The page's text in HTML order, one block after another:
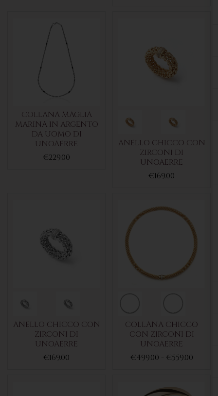
COLLANA MAGLIA
MARINA IN ARGENTO
DA UOMO DI
UNOAERRE
€229.00
ANELLO CHICCO CON
ZIRCONI DI
UNOAERRE
€169.00
ANELLO CHICCO CON
ZIRCONI DI
UNOAERRE
€169.00
COLLANA CHICCO
CON ZIRCONI DI
UNOAERRE
€499.00 - €559.00